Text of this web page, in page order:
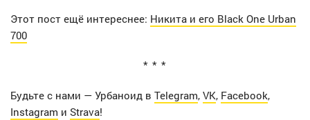
Этот пост ещё интереснее: Никита и его Black One Urban
700
Будьте с нами — Урбаноид в Telegram, VK, Facebook,
Instagram и Strava!